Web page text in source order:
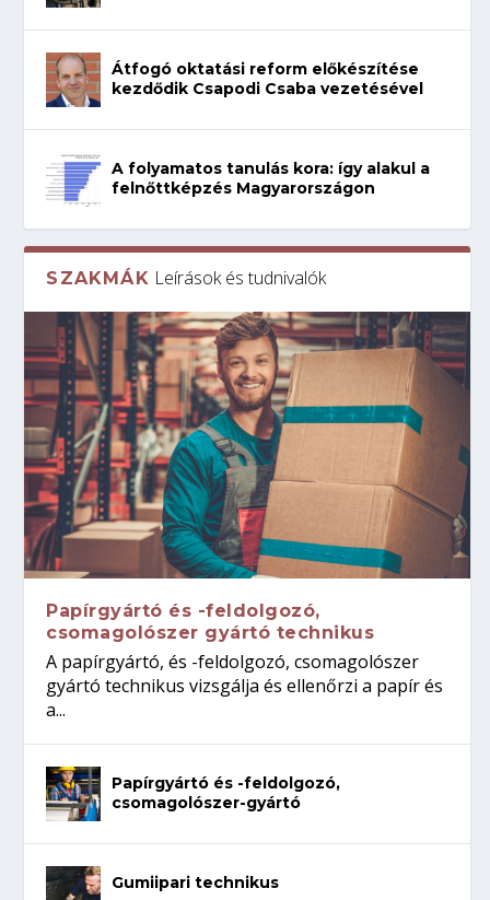
Átfogó oktatási reform előkészítése
kezdődik Csapodi Csaba vezetésével
A folyamatos tanulás kora: így alakul a
felnőttképzés Magyarországon
SZAKMÁK Leírások és tudnivalók
Papírgyártó és -feldolgozó,
csomagolószer gyártó technikus
A papírgyártó, és -feldolgozó, csomagolószer
gyártó technikus vizsgálja és ellenőrzi a papír és
a...
Papírgyártó és -feldolgozó,
csomagolószer-gyártó
Gumiipari technikus